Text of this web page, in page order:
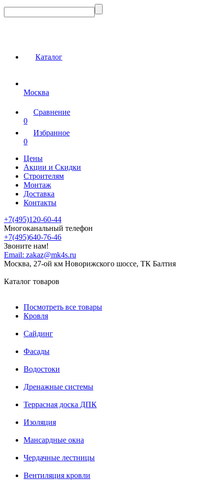
Каталог
Москва
Сравнение
0
Избранное
0
Цены
Акции и Скидки
Строителям
Монтаж
Доставка
Контакты
+7(495)120-60-44
Многоканальный телефон
+7(495)640-76-46
Звоните нам!
Email: zakaz@mk4s.ru
Москва, 27-ой км Новорижского шоссе, ТК Балтия
Каталог товаров
Посмотреть все товары
Кровля
Сайдинг
Фасады
Водостоки
Дренажные системы
Террасная доска ДПК
Изоляция
Мансардные окна
Чердачные лестницы
Вентиляция кровли